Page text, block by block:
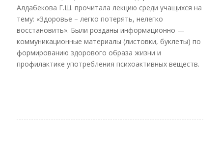
Алдабекова Г.Ш. прочитала лекцию среди учащихся на
тему: «Здоровье – легко потерять, нелегко
восстановить». Были розданы информационно —
коммуникационные материалы (листовки, буклеты) по
формированию здорового образа жизни и
профилактике употребления психоактивных веществ.